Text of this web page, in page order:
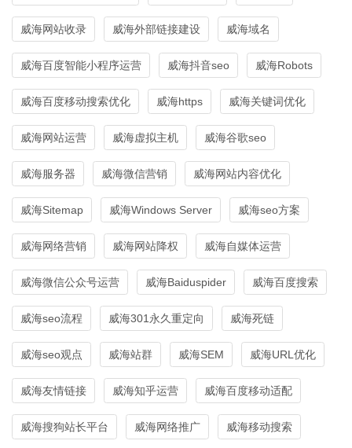
威海网站收录 威海外部链接建设 威海域名
威海百度智能小程序运营 威海抖音seo 威海Robots
威海百度移动搜索优化 威海https 威海关键词优化
威海网站运营 威海虚拟主机 威海谷歌seo
威海服务器 威海微信营销 威海网站内容优化
威海Sitemap 威海Windows Server 威海seo方案
威海网络营销 威海网站降权 威海自媒体运营
威海微信公众号运营 威海Baiduspider 威海百度搜索
威海seo流程 威海301永久重定向 威海死链
威海seo观点 威海站群 威海SEM 威海URL优化
威海友情链接 威海知乎运营 威海百度移动适配
威海搜狗站长平台 威海网络推广 威海移动搜索